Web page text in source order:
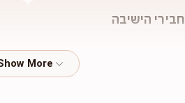
חבירי הישיבה
$8,700
Donated